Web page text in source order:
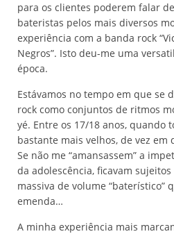
para os clientes poderem falar
bateristas pelos mais diversos
experiência com a banda rock
Negros”. Isto deu-me uma
época.
Estávamos no tempo em que se
rock como conjuntos de ritmos
yé. Entre os 17/18 anos, quando
bastante mais velhos, de vez em
Se não me “amansassem” a
da adolescência, ficavam
massiva de volume “baterístico”
emenda…
A minha experiência mais